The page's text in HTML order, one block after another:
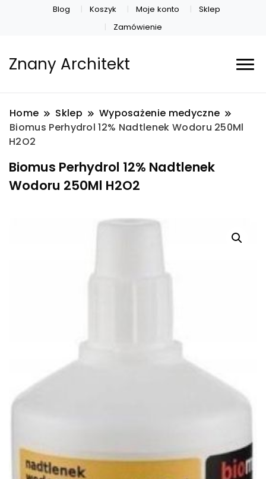
Blog Koszyk Moje konto
Sklep
Zamówienie
Znany Architekt
Home Sklep
Wyposażenie medyczne
Biomus Perhydrol 12% Nadtlenek Wodoru 250Ml
H2O2
Biomus Perhydrol 12% Nadtlenek
Wodoru 250Ml H2O2